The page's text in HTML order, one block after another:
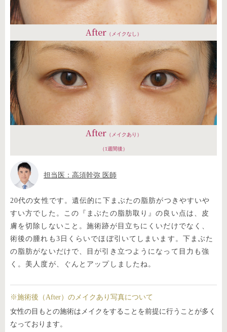
After（メイクなし）
After（メイクあり）
（1週間後）
担当医：高須幹弥 医師
20代の女性です。遺伝的に下まぶたの脂肪がつきやすいや
すい方でした。この『まぶたの脂肪取り』の良い点は、皮
膚を切除しないこと。施術跡が目立ちにくいだけでなく、
術後の腫れも3日くらいでほぼ引いてしまいます。下まぶた
の脂肪がないだけで、目が引き立つようになって目力も強
く。美人度が、ぐんとアップしましたね。
※施術後（After）のメイクあり写真について
女性の目もとの施術はメイクをすることを前提に行うことが多く
なっております。